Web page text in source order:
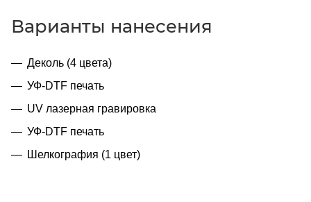
Варианты нанесения
Деколь (4 цвета)
УФ-DTF печать
UV лазерная гравировка
УФ-DTF печать
Шелкография (1 цвет)